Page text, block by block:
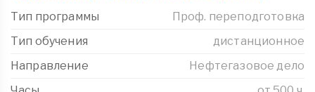
Тип программы
Проф. переподготовка
Тип обучения
дистанционное
Направление
Нефтегазовое дело